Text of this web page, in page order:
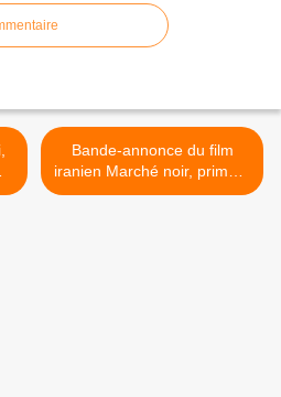
Bande-annonce du film
iranien Marché noir, primé à
Reims Polar. >